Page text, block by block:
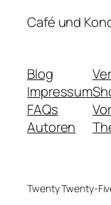
Café und
Blog
Impressum
FAQs
Autoren
Twenty Twenty-